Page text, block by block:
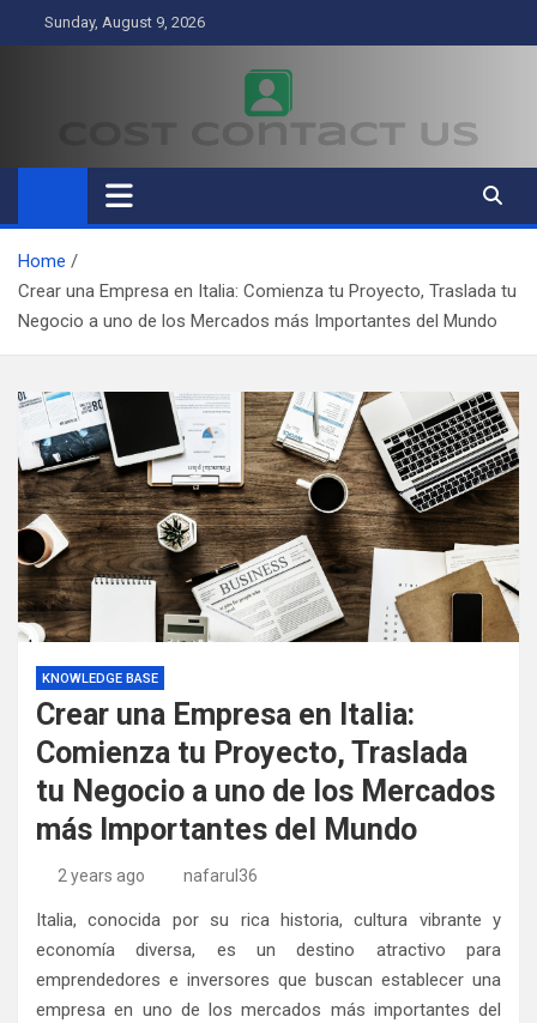
to
Sunday, August 9, 2026
Cost Contact Us
Business
Home
Crear una Empresa en Italia: Comienza tu Proyecto, Traslada tu
Negocio a uno de los Mercados más Importantes del Mundo
KNOWLEDGE BASE
Crear una Empresa en Italia:
Comienza tu Proyecto, Traslada
tu Negocio a uno de los Mercados
más Importantes del Mundo
2 years ago nafarul36
Italia, conocida por su rica historia, cultura vibrante y
economía diversa, es un destino atractivo para
emprendedores e inversores que buscan establecer una
empresa en uno de los mercados más importantes del